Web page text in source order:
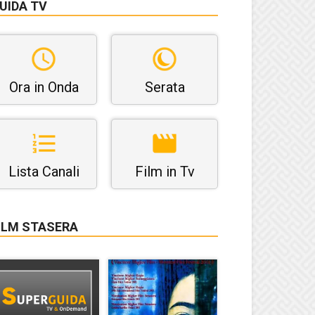
TV
Ora in Onda Serata
Lista Canali Film in Tv
STASERA